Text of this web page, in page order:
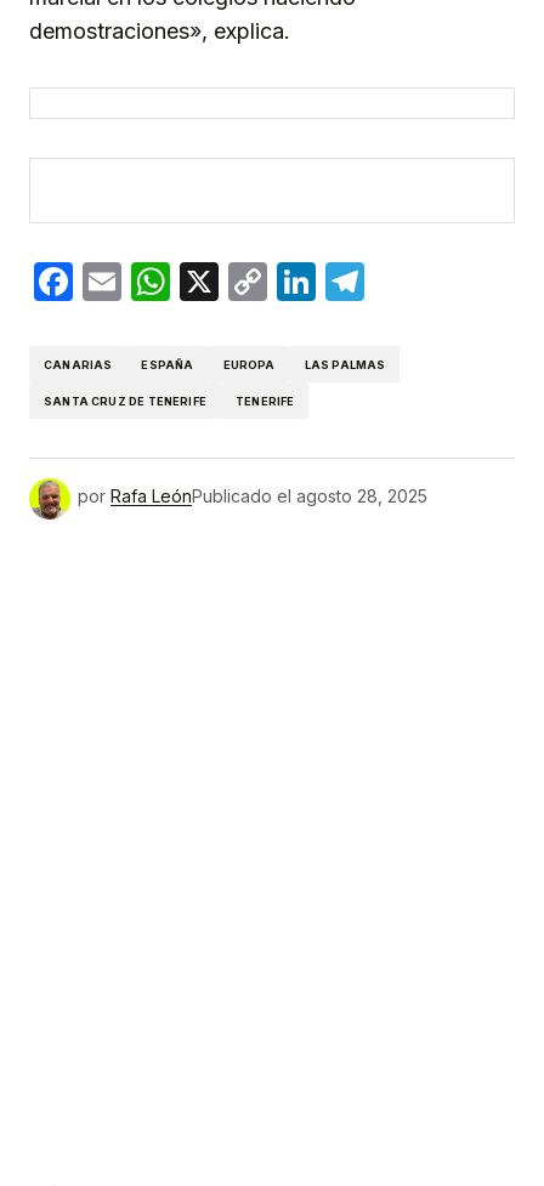
demostraciones», explica.
Facebook
EmailWhatsApp
X
CopyLinkedIn
CANARIAS ESPAÑA EUROPA LAS PALMAS
SANTA CRUZ DE TENERIFE TENERIFE
por Rafa LeónPublicado el agosto 28, 2025